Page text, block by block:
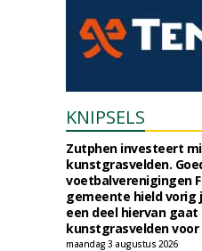
KNIPSELS
Zutphen investeert
kunstgrasvelden.
voetbalverenigingen
gemeente hield vorig
een deel hiervan
kunstgrasvelden voor
maandag 3 augustus 2026